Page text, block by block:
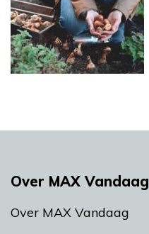
Over MAX Vandaag
Over MAX Vandaag